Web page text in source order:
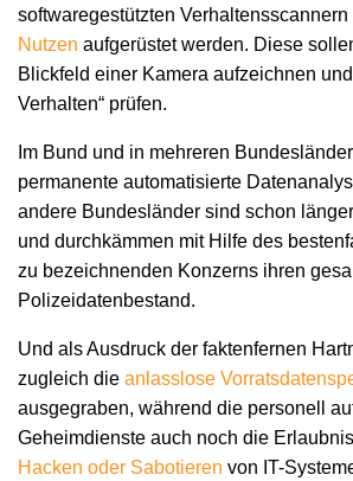
softwaregestützten Verhaltensscannern
Nutzen aufgerüstet werden. Diese
Blickfeld einer Kamera aufzeichnen
Verhalten“ prüfen.
Im Bund und in mehreren
permanente automatisierte
andere Bundesländer sind schon länger
und durchkämmen mit Hilfe des
zu bezeichnenden Konzerns ihren
Polizeidatenbestand.
Und als Ausdruck der faktenfernen
zugleich die anlasslose
ausgegraben, während die personell
Geheimdienste auch noch die
Hacken oder Sabotieren von IT-